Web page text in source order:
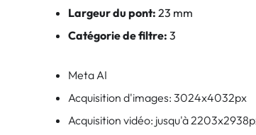
Largeur du pont: 23 mm
Catégorie de filtre: 3
Meta AI
Acquisition d'images: 3024x4032px
Acquisition vidéo: jusqu'à